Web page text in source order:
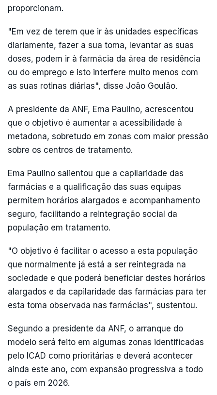
proporcionam.
"Em vez de terem que ir às unidades específicas
diariamente, fazer a sua toma, levantar as suas
doses, podem ir à farmácia da área de residência
ou do emprego e isto interfere muito menos com
as suas rotinas diárias", disse João Goulão.
A presidente da ANF, Ema Paulino, acrescentou
que o objetivo é aumentar a acessibilidade à
metadona, sobretudo em zonas com maior pressão
sobre os centros de tratamento.
Ema Paulino salientou que a capilaridade das
farmácias e a qualificação das suas equipas
permitem horários alargados e acompanhamento
seguro, facilitando a reintegração social da
população em tratamento.
"O objetivo é facilitar o acesso a esta população
que normalmente já está a ser reintegrada na
sociedade e que poderá beneficiar destes horários
alargados e da capilaridade das farmácias para ter
esta toma observada nas farmácias", sustentou.
Segundo a presidente da ANF, o arranque do
modelo será feito em algumas zonas identificadas
pelo ICAD como prioritárias e deverá acontecer
ainda este ano, com expansão progressiva a todo
o país em 2026.